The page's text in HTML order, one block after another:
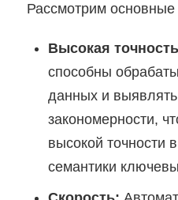
Рассмотрим основные
Высокая
способны
данных и
закономерности,
высокой точности
семантики